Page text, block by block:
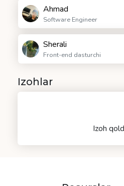
Ahmad
Software Engineer
Sherali
Front-end dasturchi
Izohlar
Izoh